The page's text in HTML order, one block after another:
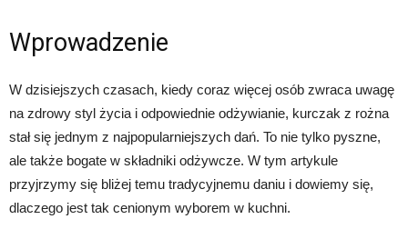
Wprowadzenie
W dzisiejszych czasach, kiedy coraz więcej osób zwraca uwagę
na zdrowy styl życia i odpowiednie odżywianie, kurczak z rożna
stał się jednym z najpopularniejszych dań. To nie tylko pyszne,
ale także bogate w składniki odżywcze. W tym artykule
przyjrzymy się bliżej temu tradycyjnemu daniu i dowiemy się,
dlaczego jest tak cenionym wyborem w kuchni.